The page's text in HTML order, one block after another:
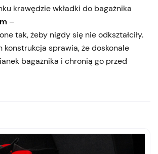
krawędzie wkładki do bagażnika
–
tak, żeby nigdy się nie odkształciły.
konstrukcja sprawia, że doskonale
bagażnika i chronią go przed